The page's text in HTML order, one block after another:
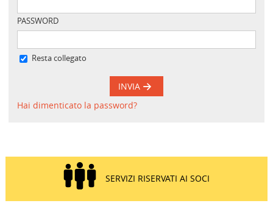
PASSWORD
Resta collegato
INVIA
Hai dimenticato la password?
SERVIZI RISERVATI AI SOCI